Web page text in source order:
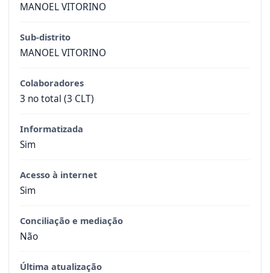
MANOEL VITORINO
Sub-distrito
MANOEL VITORINO
Colaboradores
3 no total (3 CLT)
Informatizada
Sim
Acesso à internet
Sim
Conciliação e mediação
Não
Última atualização